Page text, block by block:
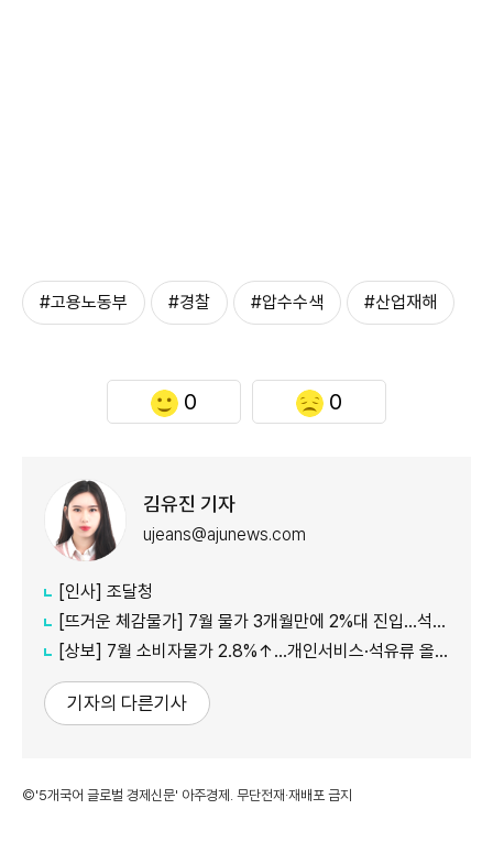
#고용노동부 #경찰 #압수수색 #산업재해
0 0
김유진 기자
ujeans@ajunews.com
[인사] 조달청
[뜨거운 체감물가] 7월 물가 3개월만에 2%대 진입…석유류·서비스 상승세 여전
[상보] 7월 소비자물가 2.8%↑…개인서비스·석유류 올라
기자의 다른기사
©'5개국어 글로벌 경제신문' 아주경제. 무단전재·재배포 금지